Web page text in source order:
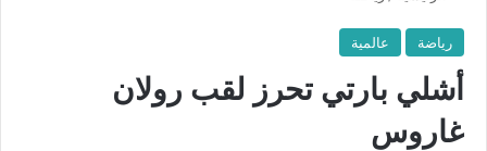
رياضة عالمية
أشلي بارتي تحرز لقب رولان
غاروس